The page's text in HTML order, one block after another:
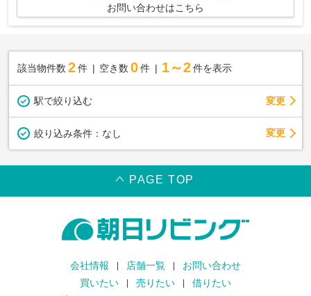
お問い合わせはこちら
該当物件数 2件 空き数 0 件 1～2 件を表示
駅で絞り込む 変更
絞り込み条件： なし 変更
PAGE TOP
会社情報 店舗一覧
お問い合わせ
買いたい
売りたい
借りたい